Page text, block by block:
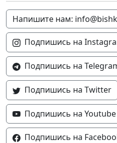
Напишите нам:
Подпишись на
Подпишись на
Подпишись на Twitter
Подпишись на Youtube
Подпишись на